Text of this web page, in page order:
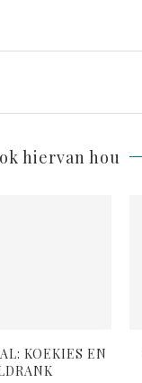
hiervan hou
KOEKIES EN